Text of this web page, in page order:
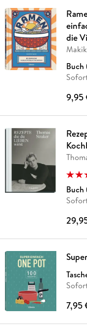
die
Buch
9,95
Buch
7,95